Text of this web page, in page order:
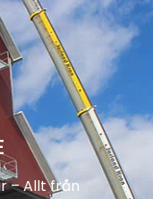
– Allt från